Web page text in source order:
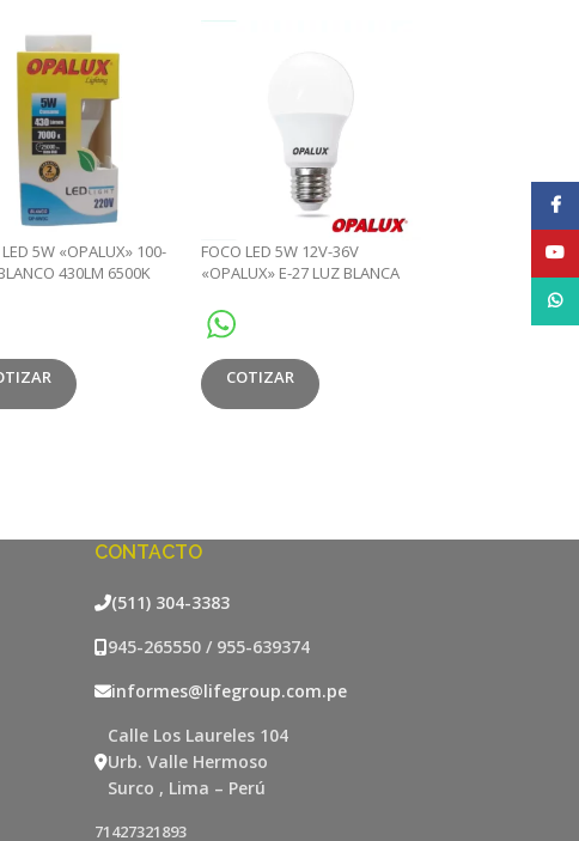
5W «OPALUX» 100-
430LM 6500K
FOCO LED 5W 12V-36V
«OPALUX» E-27 LUZ BLANCA
COTIZAR
FOCO LED 7W
240V BLANCO
E27 230° CJX100
CONTACTO
(511) 304-3383
945-265550 / 955-639374
informes@lifegroup.com.pe
Calle Los Laureles 104
Urb. Valle Hermoso
Surco , Lima – Perú
71427321893